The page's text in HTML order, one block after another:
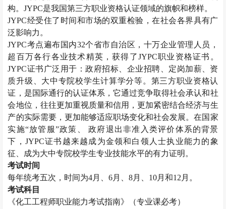
构。JYPC是我国第三方职业资格认证领域的旗帜和榜样。
JYPC经受住了时间和市场的双重检验，在社会各界具有广
泛影响力。
JYPC考点遍布国内32个省市自治区，十万企业管理人员，
超百万各行各业技术精英，获得了JYPC职业资格证书。
JYPC证书广泛用于：政府招标、企业招聘、定岗加薪、资
质升级、大中专院校学生计算学分等。第三方职业资格认
证，是国际通行的认证体系，它通过竞争取得社会承认和社
会地位，往往更加重视质量和信用，更加紧密结合经济与生
产的实际需要，更加能够适应职场变化和社会发展。在国家
实施“放管服”政策、 政府退出非准入类评价体系的背景
下， JYPC证书越来越成为金领和白领人士执业能力的象
征、成为大中专院校学生专业技能水平的有力证明。
考试时间
每年统考五次，时间为4月、6月、8月、 10月和12 月。
考试科目
《化工工程师职业能力考试指南》（专业课必考）